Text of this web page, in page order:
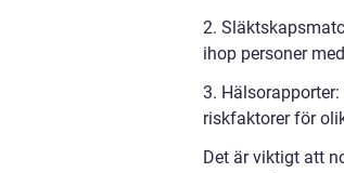
2.
ihop personer
3.
riskfaktorer för
Det är viktigt att